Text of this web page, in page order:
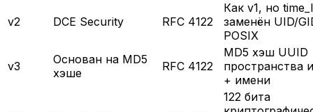
v2 DCE Security RFC 4122
Как v1, но
заменён UID/
POSIX
v3
Основан на MD5
хэше
RFC 4122
MD5 хэш UUID
пространства
+ имени
122 бита